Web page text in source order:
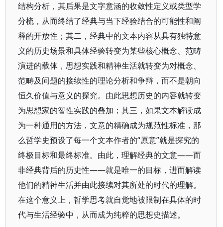
结构分析，其后果是文字意涵的收敛性定义或类型学
分梳，从而终结了经典与当下经验结合的可能性和阐
释的开放性；其二，经典中的文本内容从具有独特意
义的历史场景和具体经验转变为某些核心概念、范畴
演进的载体，思想实践和精神生活就转变为对概念、
范畴及问题的接续性的理论分析和争辩，而不是朝向
恒久价值与意义的探究。由此思想历史的内容就转变
为思想家的智性实践的叠加；其三，如果文本解读成
为一种通用的方法，文意的精确成为规范性标准，那
么哲学史预设了每一个文本作者的“原意”就是探究的
终极目标和最终标准。由此，理解经典的文意——而
非经典背后的历史性——就是唯一的目标，进而解读
他们的精神生活并由此接续对其所处的时代的理解。
在这个意义上，哲学思考就自觉地被限制在具体的时
代与生活经验中，从而成为纯粹的思想史描述。